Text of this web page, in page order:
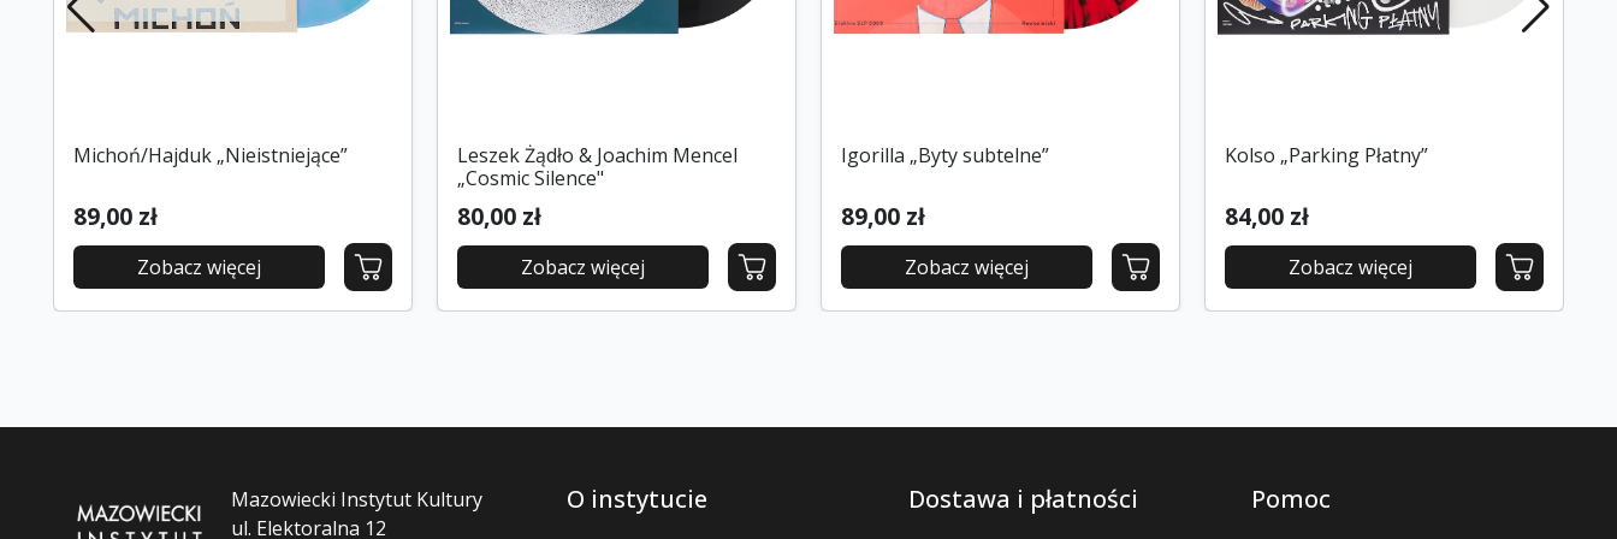
Michoń/Hajduk „Nieistniejące”
89,00 zł
Zobacz więcej
Leszek Żądło & Joachim Mencel
„Cosmic Silence"
80,00 zł
Zobacz więcej
Igorilla „Byty subtelne”
89,00 zł
Zobacz więcej
Kolso „Parking Płatny”
84,00 zł
Zobacz więcej
Mazowiecki Instytut Kultury
ul. Elektoralna 12
O instytucie Dostawa i płatności Pomoc